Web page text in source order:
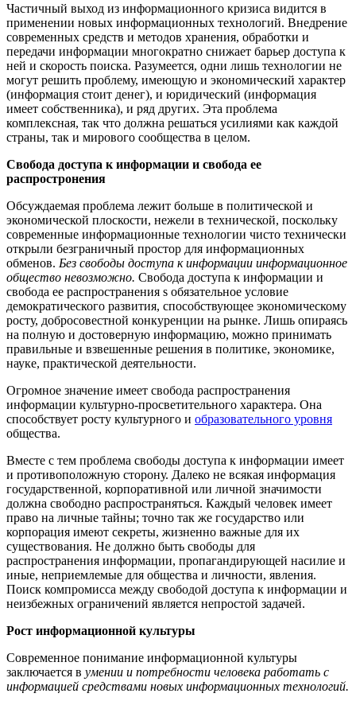
Частичный выход из информационного кризиса видится в
применении новых информационных технологий. Внедрение
современных средств и методов хранения, обработки и
передачи информации многократно снижает барьер доступа к
ней и скорость поиска. Разумеется, одни лишь технологии не
могут решить проблему, имеющую и экономический характер
(информация стоит денег), и юридический (информация
имеет собственника), и ряд других. Эта проблема
комплексная, так что должна решаться усилиями как каждой
страны, так и мирового сообщества в целом.
Свобода доступа к информации и свобода ее
распростронения
Обсуждаемая проблема лежит больше в политической и
экономической плоскости, нежели в технической, поскольку
современные информационные технологии чисто технически
открыли безграничный простор для информационных
обменов. Без свободы доступа к информации информационное
общество невозможно. Свобода доступа к информации и
свобода ее распространения ѕ обязательное условие
демократического развития, способствующее экономическому
росту, добросовестной конкуренции на рынке. Лишь опираясь
на полную и достоверную информацию, можно принимать
правильные и взвешенные решения в политике, экономике,
науке, практической деятельности.
Огромное значение имеет свобода распространения
информации культурно-просветительного характера. Она
способствует росту культурного и образовательного уровня
общества.
Вместе с тем проблема свободы доступа к информации имеет
и противоположную сторону. Далеко не всякая информация
государственной, корпоративной или личной значимости
должна свободно распространяться. Каждый человек имеет
право на личные тайны; точно так же государство или
корпорация имеют секреты, жизненно важные для их
существования. Не должно быть свободы для
распространения информации, пропагандирующей насилие и
иные, неприемлемые для общества и личности, явления.
Поиск компромисса между свободой доступа к информации и
неизбежных ограничений является непростой задачей.
Рост информационной культуры
Современное понимание информационной культуры
заключается в умении и потребности человека работать с
информацией средствами новых информационных технологий.